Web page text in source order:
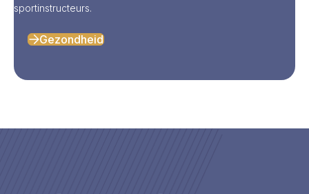
sportinstructeurs.
Gezondheid